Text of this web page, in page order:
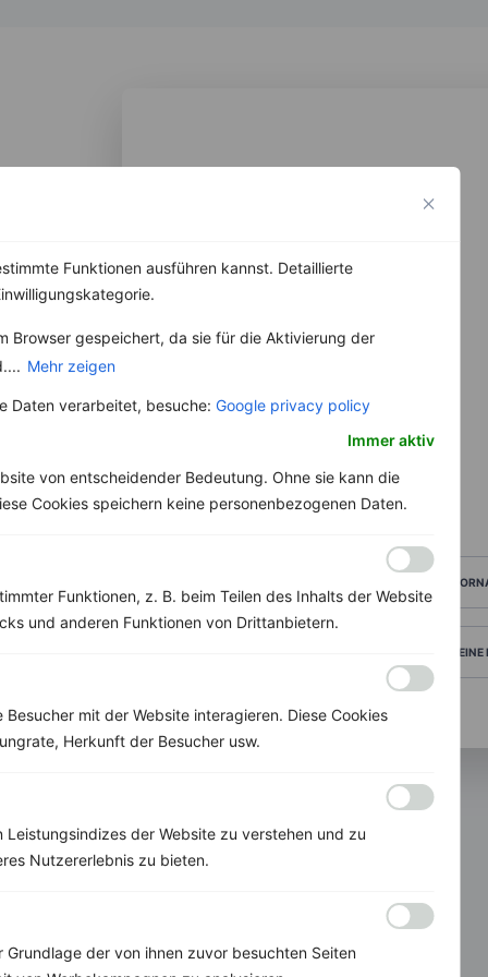
Funktionen ausführen kannst. Detaillierte
Browser gespeichert, da sie für die Aktivierung der
Mehr zeigen
Daten verarbeitet, besuche: Google privacy policy
Immer aktiv
von entscheidender Bedeutung. Ohne sie kann die
Cookies speichern keine personenbezogenen Daten.
Funktionen, z. B. beim Teilen des Inhalts der Website
und anderen Funktionen von Drittanbietern.
mit der Website interagieren. Diese Cookies
Herkunft der Besucher usw.
der Website zu verstehen und zu
Nutzererlebnis zu bieten.
der von ihnen zuvor besuchten Seiten
invi